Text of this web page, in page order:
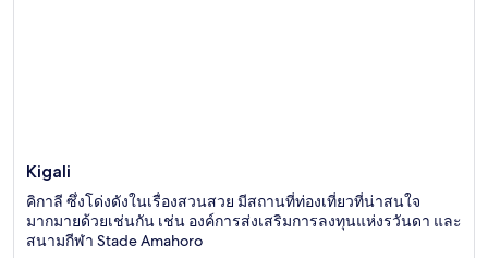
Kigali
คิกาลี ซึ่งโด่งดังในเรื่องสวนสวย มีสถานที่ท่องเที่ยวที่น่าสนใจ
มากมายด้วยเช่นกัน เช่น องค์การส่งเสริมการลงทุนแห่งรวันดา และ
สนามกีฬา Stade Amahoro